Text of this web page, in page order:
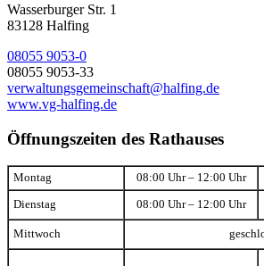
Wasserburger Str. 1
83128 Halfing
08055 9053-0
08055 9053-33
verwaltungsgemeinschaft@halfing.de
www.vg-halfing.de
Öffnungszeiten des Rathauses
Montag 08:00 Uhr – 12:00 Uhr
Dienstag 08:00 Uhr – 12:00 Uhr
Mittwoch